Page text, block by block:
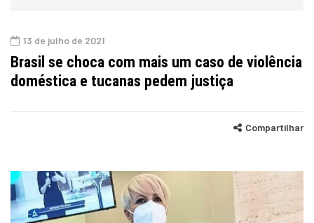
13 de julho de 2021
Brasil se choca com mais um caso de violência
doméstica e tucanas pedem justiça
Compartilhar